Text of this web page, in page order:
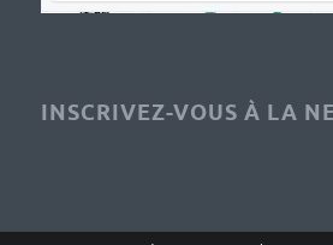
INSCRIVEZ-VOUS À LA